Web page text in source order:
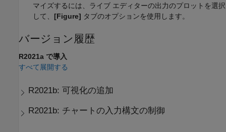
マイズするには、ライブ エディターの出力のプロットを選択
して、 [Figure] タブのオプションを使用します。
バージョン履歴
R2021a で導入
すべて展開する
R2021b:可視化の追加
R2021b: チャートの入力構文の制御